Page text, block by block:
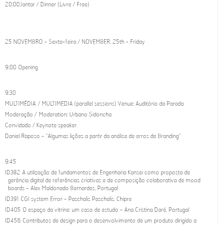
20:00 Jantar / Dinner (Livre / Free)
25 NOVEMBRO - Sexta-feira / NOVEMBER, 25th - Friday
9:00 Opening
9:30
MULTIMÉDIA / MULTIMEDIA (parallel sessions) Venue: Auditório da Parada
Moderação / Moderation: Urbano Sidoncha
Convidado / Keynote speaker
Daniel Raposo - “Algumas lições a partir da análise de erros de Branding”
9:45
ID382 A utilização de fundamentos de Engenharia Kansei como proposta de
gerência digital de referências criativas e de composição colaborativa de mood
boards - Alex Maldonado Bernardes, Portugal
ID391 CGI system Error - Paschalis Paschalis, Chipre
ID405 O espaço da vitrine: um caso de estudo - Ana Cristina Daré, Portugal
ID456 Contributos de design para o desenvolvimento de um produto dirigido a